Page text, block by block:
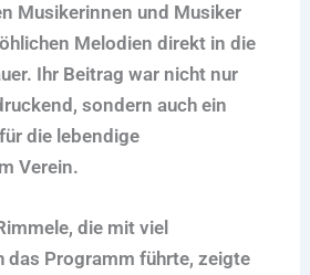
Musikerinnen und Musiker
Melodien direkt in die
Ihr Beitrag war nicht nur
sondern auch ein
die lebendige
Verein.
die mit viel
das Programm führte, zeigte